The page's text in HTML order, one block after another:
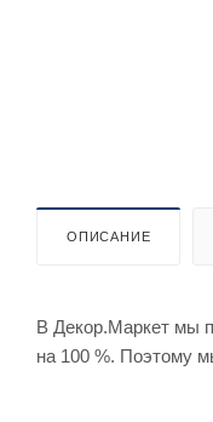
ОПИСАНИЕ
В Декор.Маркет мы
на 100 %. Поэтому